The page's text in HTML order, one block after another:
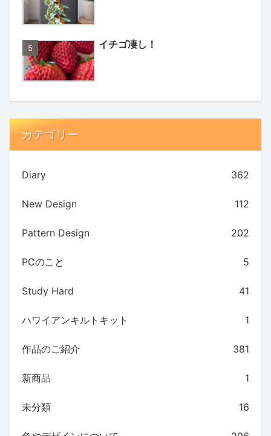
イチゴ凄し！
カテゴリー
Diary 362
New Design 112
Pattern Design 202
PCのこと 5
Study Hard 41
ハワイアンキルトキット 1
作品のご紹介 381
新商品 1
未分類 16